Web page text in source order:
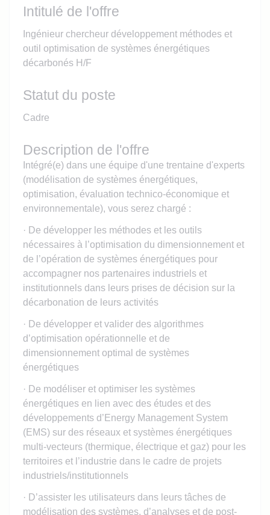
Intitulé de l'offre
Ingénieur chercheur développement méthodes et
outil optimisation de systèmes énergétiques
décarbonés H/F
Statut du poste
Cadre
Description de l'offre
Intégré(e) dans une équipe d'une trentaine d'experts
(modélisation de systèmes énergétiques,
optimisation, évaluation technico-économique et
environnementale), vous serez chargé :
· De développer les méthodes et les outils
nécessaires à l’optimisation du dimensionnement et
de l’opération de systèmes énergétiques pour
accompagner nos partenaires industriels et
institutionnels dans leurs prises de décision sur la
décarbonation de leurs activités
· De développer et valider des algorithmes
d’optimisation opérationnelle et de
dimensionnement optimal de systèmes
énergétiques
· De modéliser et optimiser les systèmes
énergétiques en lien avec des études et des
développements d’Energy Management System
(EMS) sur des réseaux et systèmes énergétiques
multi-vecteurs (thermique, électrique et gaz) pour les
territoires et l’industrie dans le cadre de projets
industriels/institutionnels
· D’assister les utilisateurs dans leurs tâches de
modélisation des systèmes, d’analyses et de post-